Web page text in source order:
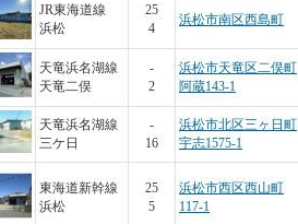
JR東海道線
浜松
25
4
浜松市南区西島町
天竜浜名湖線
天竜二俣
-
2
浜松市天竜区二俣町
阿蔵143-1
天竜浜名湖線
三ケ日
-
16
浜松市北区三ヶ日町
宇志1575-1
東海道新幹線
浜松
25
5
浜松市西区西山町
117-1